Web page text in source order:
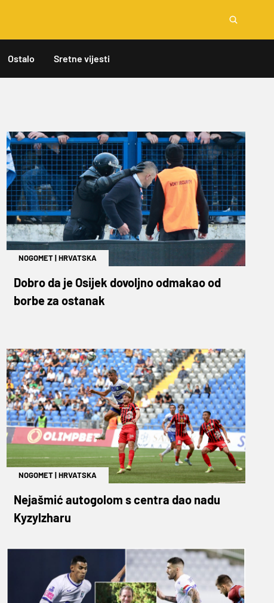
Ostalo Sretne vijesti
NOGOMET|HRVATSKA
Dobro da je Osijek dovoljno odmakao od
borbe za ostanak
NOGOMET|HRVATSKA
Nejašmić autogolom s centra dao nadu
Kyzylzharu